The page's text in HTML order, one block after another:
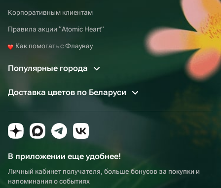
Корпоративным клиентам
Правила акции “Atomic Heart”
Как помогать с Флаувау
Популярные города
Доставка цветов по Беларуси
В приложении еще удобнее!
Личный кабинет получателя, больше бонусов за покупки и
напоминания о событиях